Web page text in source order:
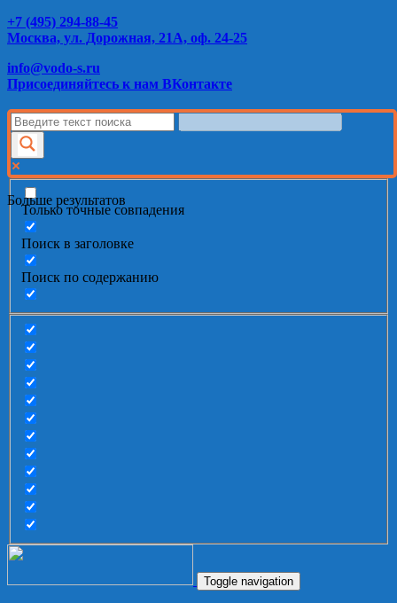
+7 (495) 294-88-45
Москва, ул. Дорожная, 21А, оф. 24-25
info@vodo-s.ru
Присоединяйтесь к нам ВКонтакте
Больше результатов
Только точные совпадения
Поиск в заголовке
Поиск по содержанию
Toggle navigation